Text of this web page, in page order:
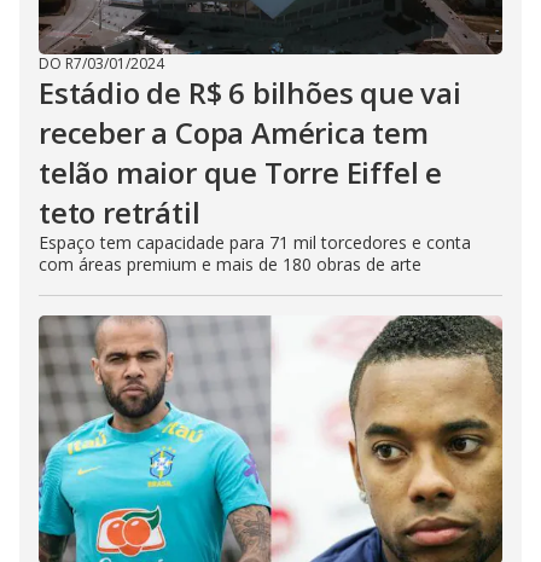
DO R7/03/01/2024
Estádio de R$ 6 bilhões que vai
receber a Copa América tem
telão maior que Torre Eiffel e
teto retrátil
Espaço tem capacidade para 71 mil torcedores e conta
com áreas premium e mais de 180 obras de arte